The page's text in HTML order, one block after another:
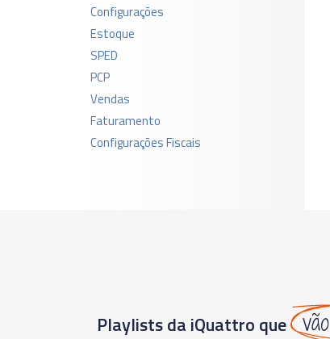
Configurações
Estoque
SPED
PCP
Vendas
Faturamento
Configurações Fiscais
Playlists da iQuattro que